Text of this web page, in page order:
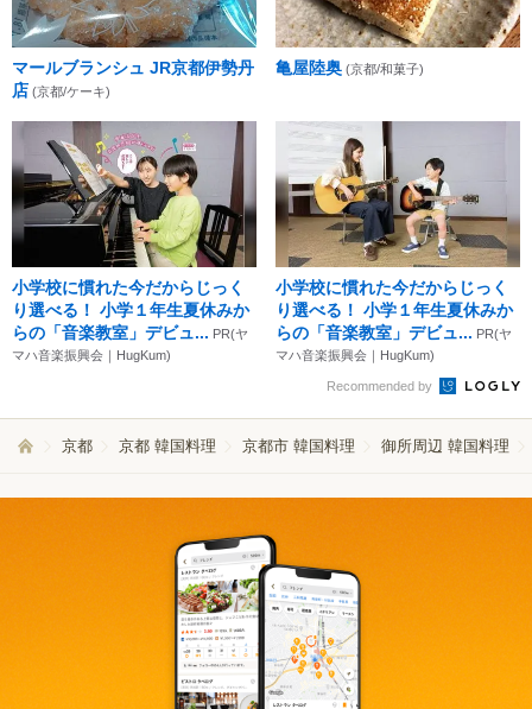
マールブランシュ JR京都伊勢丹
店 (京都/ケーキ)
亀屋陸奥 (京都/和菓子)
小学校に慣れた今だからじっく
り選べる！ 小学１年生夏休みか
らの「音楽教室」デビュ... PR(ヤ
マハ音楽振興会｜HugKum)
小学校に慣れた今だからじっく
り選べる！ 小学１年生夏休みか
らの「音楽教室」デビュ... PR(ヤ
マハ音楽振興会｜HugKum)
Recommended by
京都 京都 韓国料理 京都市 韓国料理 御所周辺 韓国料理